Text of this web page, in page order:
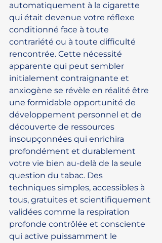
automatiquement à la cigarette
qui était devenue votre réflexe
conditionné face à toute
contrariété ou à toute difficulté
rencontrée. Cette nécessité
apparente qui peut sembler
initialement contraignante et
anxiogène se révèle en réalité être
une formidable opportunité de
développement personnel et de
découverte de ressources
insoupçonnées qui enrichira
profondément et durablement
votre vie bien au-delà de la seule
question du tabac. Des
techniques simples, accessibles à
tous, gratuites et scientifiquement
validées comme la respiration
profonde contrôlée et consciente
qui active puissamment le